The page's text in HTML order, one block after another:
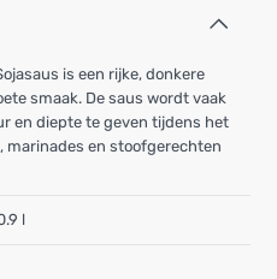
is een rijke, donkere
smaak. De saus wordt vaak
en diepte te geven tijdens het
marinades en stoofgerechten
l